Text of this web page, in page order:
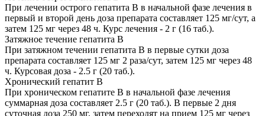
При лечении острого гепатита В в начальной фазе лечения в
первый и второй день доза препарата составляет 125 мг/сут, а
затем 125 мг через 48 ч. Курс лечения - 2 г (16 таб.).
Затяжное течение гепатита B
При затяжном течении гепатита В в первые сутки доза
препарата составляет 125 мг 2 раза/сут, затем 125 мг через 48
ч. Курсовая доза - 2.5 г (20 таб.).
Хронический гепатит B
При хроническом гепатите В в начальной фазе лечения
суммарная доза составляет 2.5 г (20 таб.). В первые 2 дня
суточная доза 250 мг, затем переходят на прием 125 мг через